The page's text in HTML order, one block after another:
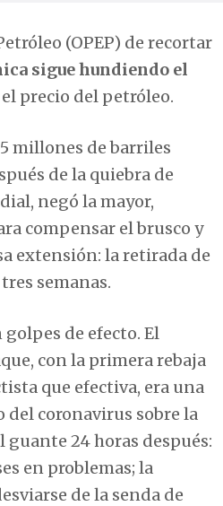
(OPEP) de recortar
sigue hundiendo el
precio del petróleo.
millones de barriles
de la quiebra de
negó la mayor,
compensar el brusco y
extensión: la retirada de
semanas.
de efecto. El
con la primera rebaja
que efectiva, era una
del coronavirus sobre la
guante 24 horas después:
en problemas; la
de la senda de